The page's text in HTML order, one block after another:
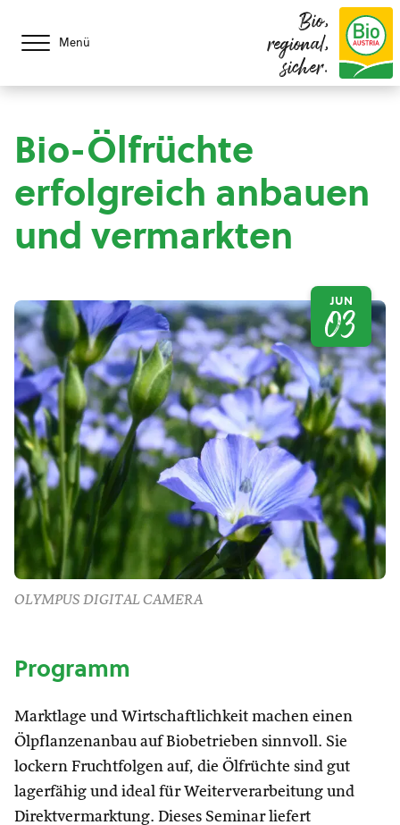
Menü
Bio,
regional,
sicher.
Bio-Ölfrüchte
erfolgreich anbauen
und vermarkten
OLYMPUS DIGITAL CAMERA
JUN
03
Programm
Marktlage und Wirtschaftlichkeit machen einen
Ölpflanzenanbau auf Biobetrieben sinnvoll. Sie
lockern Fruchtfolgen auf, die Ölfrüchte sind gut
lagerfähig und ideal für Weiterverarbeitung und
Direktvermarktung. Dieses Seminar liefert